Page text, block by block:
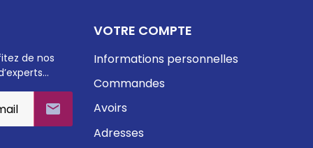
de nos

VOTRE COMPTE
Informations personnelles
Commandes
Avoirs
Adresses